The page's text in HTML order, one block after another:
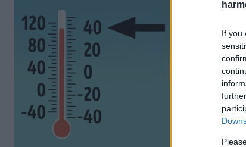
If you